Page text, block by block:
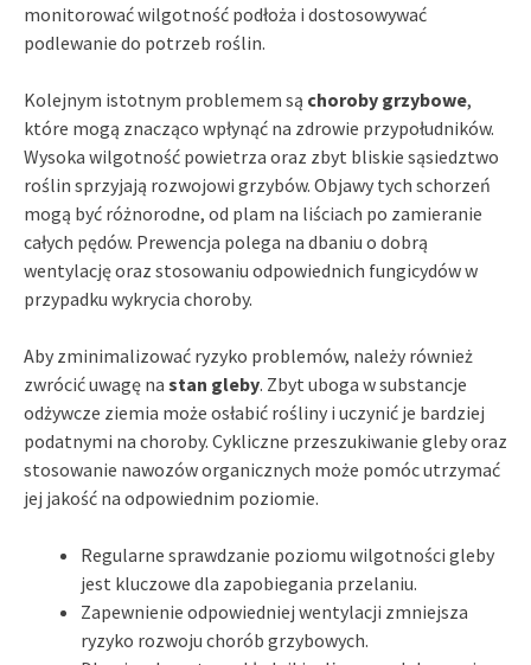
monitorować wilgotność podłoża i dostosowywać
podlewanie do potrzeb roślin.
Kolejnym istotnym problemem są choroby grzybowe,
które mogą znacząco wpłynąć na zdrowie przypołudników.
Wysoka wilgotność powietrza oraz zbyt bliskie sąsiedztwo
roślin sprzyjają rozwojowi grzybów. Objawy tych schorzeń
mogą być różnorodne, od plam na liściach po zamieranie
całych pędów. Prewencja polega na dbaniu o dobrą
wentylację oraz stosowaniu odpowiednich fungicydów w
przypadku wykrycia choroby.
Aby zminimalizować ryzyko problemów, należy również
zwrócić uwagę na stan gleby. Zbyt uboga w substancje
odżywcze ziemia może osłabić rośliny i uczynić je bardziej
podatnymi na choroby. Cykliczne przeszukiwanie gleby oraz
stosowanie nawozów organicznych może pomóc utrzymać
jej jakość na odpowiednim poziomie.
Regularne sprawdzanie poziomu wilgotności gleby
jest kluczowe dla zapobiegania przelaniu.
Zapewnienie odpowiedniej wentylacji zmniejsza
ryzyko rozwoju chorób grzybowych.